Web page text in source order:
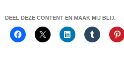
DEEL DEZE CONTENT EN MAAK MIJ BLIJ.